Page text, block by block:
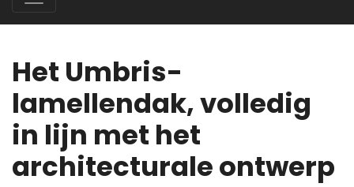
Het Umbris-
lamellendak, volledig
in lijn met het
architecturale ontwerp